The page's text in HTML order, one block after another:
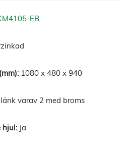
EB
1080 x 480 x 940
varav 2 med broms
Ja